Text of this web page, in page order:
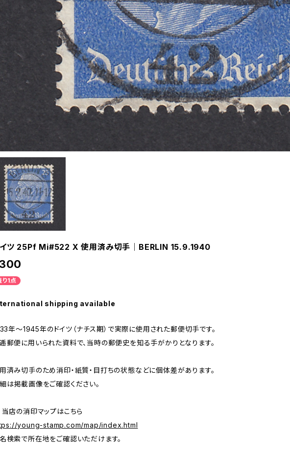
ツ 25Pf Mi#522 X 使用済み切手｜BERLIN 15.9.1940
り1点
shipping available
年～1945年のドイツ（ナチス期）で実際に使用された郵便切手です。
郵便に用いられた資料で、当時の郵便史を知る手がかりとなります。
済み切手のため消印・紙質・目打ちの状態などに個体差があります。
は掲載画像をご確認ください。
店の消印マップはこちら
young-stamp.com/map/index.html
検索で所在地をご確認いただけます。